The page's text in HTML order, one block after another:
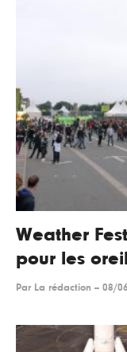
Weather
pour les
Par La rédaction -- 08/